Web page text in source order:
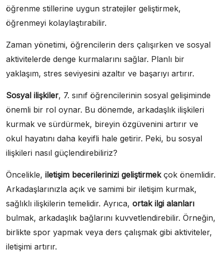
öğrenme stillerine uygun stratejiler geliştirmek,
öğrenmeyi kolaylaştırabilir.
Zaman yönetimi, öğrencilerin ders çalışırken ve sosyal
aktivitelerde denge kurmalarını sağlar. Planlı bir
yaklaşım, stres seviyesini azaltır ve başarıyı artırır.
Sosyal ilişkiler, 7. sınıf öğrencilerinin sosyal gelişiminde
önemli bir rol oynar. Bu dönemde, arkadaşlık ilişkileri
kurmak ve sürdürmek, bireyin özgüvenini artırır ve
okul hayatını daha keyifli hale getirir. Peki, bu sosyal
ilişkileri nasıl güçlendirebiliriz?
Öncelikle, iletişim becerilerinizi geliştirmekçok önemlidir.
Arkadaşlarınızla açık ve samimi bir iletişim kurmak,
sağlıklı ilişkilerin temelidir. Ayrıca, ortak ilgi alanları
bulmak, arkadaşlık bağlarını kuvvetlendirebilir. Örneğin,
birlikte spor yapmak veya ders çalışmak gibi aktiviteler,
iletişimi artırır.